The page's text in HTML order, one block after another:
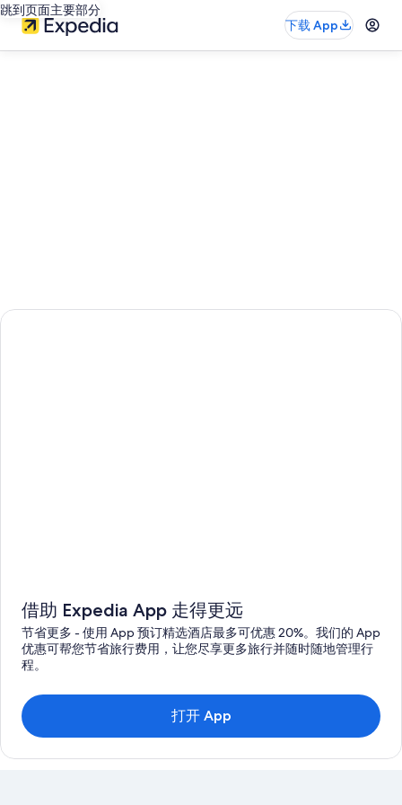
跳到页面主要部分
下载 App
借助 Expedia App 走得更远
节省更多 - 使用 App 预订精选酒店最多可优惠 20%。我们的 App
优惠可帮您节省旅行费用，让您尽享更多旅行并随时随地管理行
程。
打开 App